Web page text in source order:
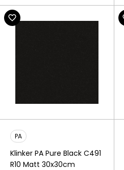
PA
Klinker PA Pure Black C491
R10 Matt 30x30cm